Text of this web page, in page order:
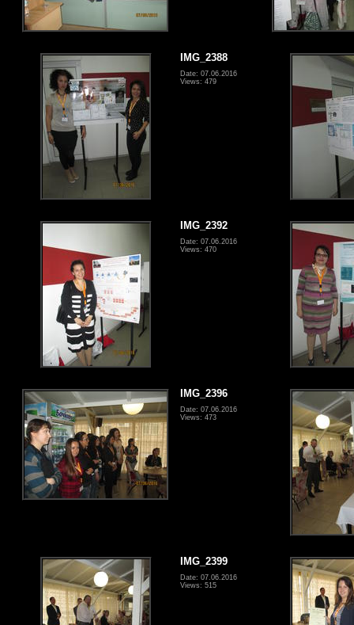
IMG_2388
Date: 07.06.2016
Views: 479
IMG_2392
Date: 07.06.2016
Views: 470
IMG_2396
Date: 07.06.2016
Views: 473
IMG_2399
Date: 07.06.2016
Views: 515